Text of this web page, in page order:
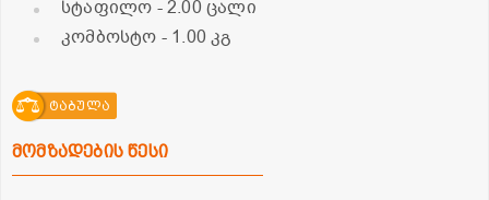
სტაფილო - 2.00 ცალი
კომბოსტო - 1.00 კგ
ტაბულა
მომზადების წესი